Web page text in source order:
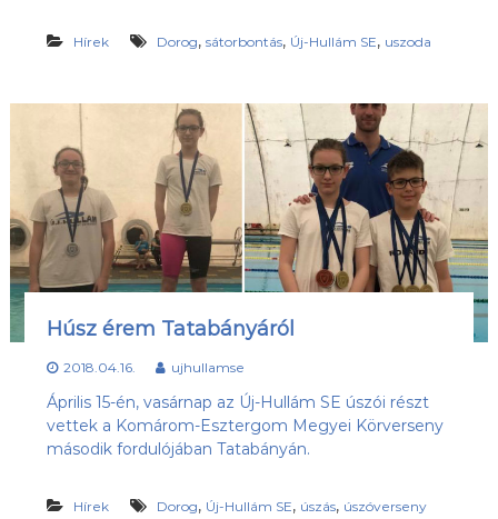
Hírek Dorog, sátorbontás, Új-Hullám SE, uszoda
Húsz érem Tatabányáról
2018.04.16. ujhullamse
Április 15-én, vasárnap az Új-Hullám SE úszói részt
vettek a Komárom-Esztergom Megyei Körverseny
második fordulójában Tatabányán.
Hírek Dorog, Új-Hullám SE, úszás, úszóverseny